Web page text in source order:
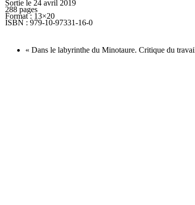
Sortie le 24 avril 2019
288 pages
Format : 13×20
ISBN : 979-10-97331-16-0
« Dans le labyrinthe du Minotaure. Critique du